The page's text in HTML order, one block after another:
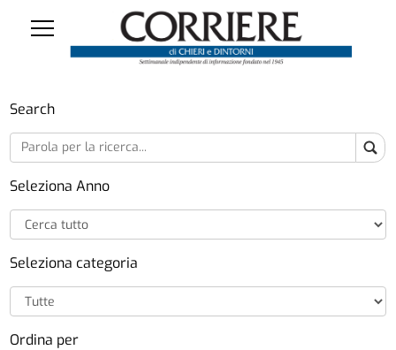
Seleziona Anno
Seleziona categoria
Ordina per
Search